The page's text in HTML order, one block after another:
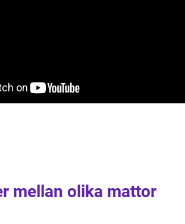
mellan olika mattor